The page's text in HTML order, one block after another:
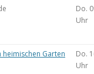
Do.
Uhr
Garten
Do.
Uhr